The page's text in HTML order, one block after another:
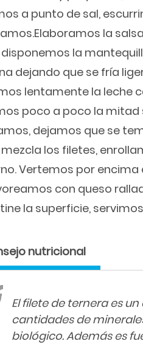
a punto de sal,
la
la
dejando que se fría
lentamente la leche
poco a poco la mitad
dejamos que se
los filetes,
Vertemos por
con queso
la superficie,
nutricional
El filete de ternera es
cantidades de
biológico. Además es